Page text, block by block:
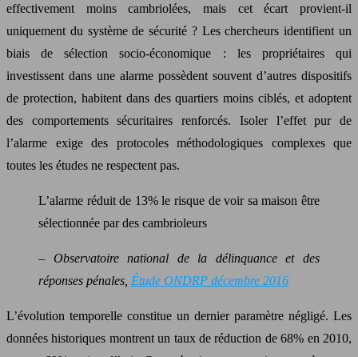
effectivement moins cambriolées, mais cet écart provient-il
uniquement du système de sécurité ? Les chercheurs identifient un
biais de sélection socio-économique : les propriétaires qui
investissent dans une alarme possèdent souvent d’autres dispositifs
de protection, habitent dans des quartiers moins ciblés, et adoptent
des comportements sécuritaires renforcés. Isoler l’effet pur de
l’alarme exige des protocoles méthodologiques complexes que
toutes les études ne respectent pas.
L’alarme réduit de 13% le risque de voir sa maison être
sélectionnée par des cambrioleurs
– Observatoire national de la délinquance et des
réponses pénales, Étude ONDRP décembre 2016
L’évolution temporelle constitue un dernier paramètre négligé. Les
données historiques montrent un taux de réduction de 68% en 2010,